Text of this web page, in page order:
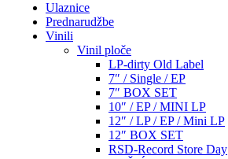
Ulaznice
Prednarudžbe
Vinili
Vinil ploče
LP-dirty Old Label
7″ / Single / EP
7″ BOX SET
10″ / EP / MINI LP
12″ / LP / EP / Mini LP
12″ BOX SET
RSD-Record Store Day